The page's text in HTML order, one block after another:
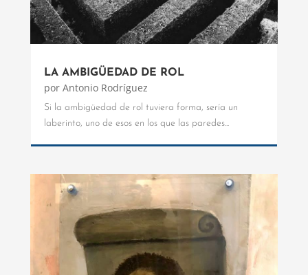
LA AMBIGÜEDAD DE ROL
por Antonio Rodríguez
Si la ambigüedad de rol tuviera forma, sería un
laberinto, uno de esos en los que las paredes...